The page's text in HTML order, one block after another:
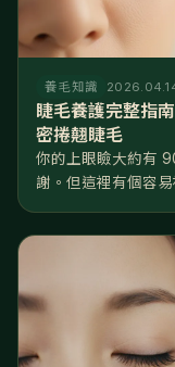
養毛知識
睫毛養護完整指
密捲翹睫毛
你的上眼瞼大約有
謝。但這裡有個容